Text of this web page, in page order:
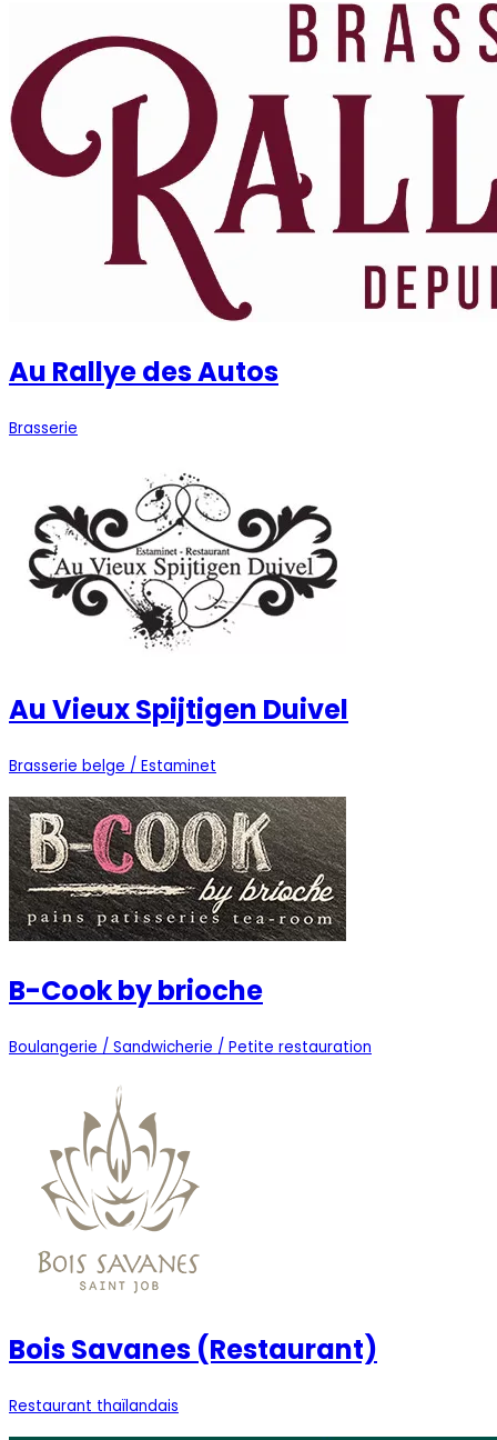
Au Rallye des Autos
Brasserie
Au Vieux Spijtigen Duivel
Brasserie belge / Estaminet
B-Cook by brioche
Boulangerie / Sandwicherie / Petite restauration
Bois Savanes (Restaurant)
Restaurant thaïlandais